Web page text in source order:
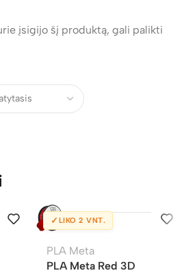
įsigijo šį produktą, gali palikti
✓ LIKO 2 VNT.
PLA Meta
PLA Meta Red 3D